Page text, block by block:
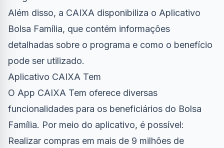
Além disso, a CAIXA disponibiliza o Aplicativo
Bolsa Família, que contém informações
detalhadas sobre o programa e como o benefício
pode ser utilizado.
Aplicativo CAIXA Tem
O App CAIXA Tem oferece diversas
funcionalidades para os beneficiários do Bolsa
Família. Por meio do aplicativo, é possível:
Realizar compras em mais de 9 milhões de